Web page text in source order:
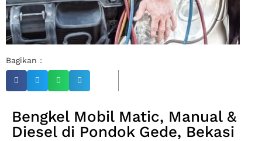
Bagikan :
Bengkel Mobil Matic, Manual &
Diesel di Pondok Gede, Bekasi